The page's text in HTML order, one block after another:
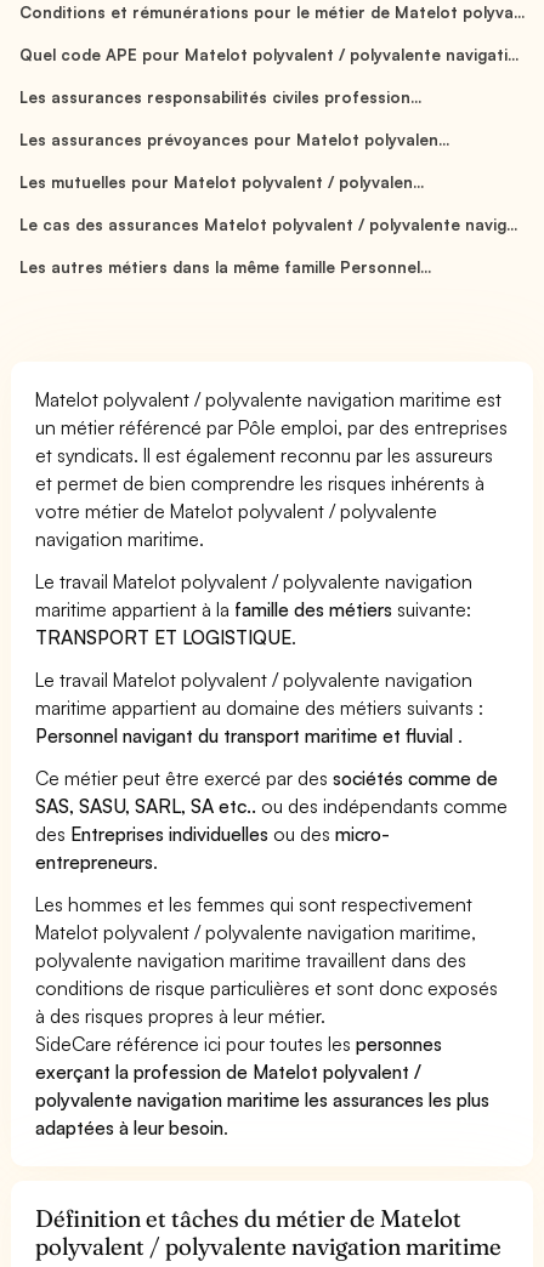
Conditions et rémunérations pour le métier de Matelot polyva...
Quel code APE pour Matelot polyvalent / polyvalente navigati...
Les assurances responsabilités civiles profession...
Les assurances prévoyances pour Matelot polyvalen...
Les mutuelles pour Matelot polyvalent / polyvalen...
Le cas des assurances Matelot polyvalent / polyvalente navig...
Les autres métiers dans la même famille Personnel...
Matelot polyvalent / polyvalente navigation maritime est
un métier référencé par Pôle emploi, par des entreprises
et syndicats. Il est également reconnu par les assureurs
et permet de bien comprendre les risques inhérents à
votre métier de Matelot polyvalent / polyvalente
navigation maritime.
Le travail Matelot polyvalent / polyvalente navigation
maritime appartient à la famille des métiers suivante:
TRANSPORT ET LOGISTIQUE.
Le travail Matelot polyvalent / polyvalente navigation
maritime appartient au domaine des métiers suivants :
Personnel navigant du transport maritime et fluvial .
Ce métier peut être exercé par dessociétés comme de
SAS, SASU, SARL, SA etc.. ou des indépendants comme
des Entreprises individuelles ou desmicro-
entrepreneurs.
Les hommes et les femmes qui sont respectivement
Matelot polyvalent / polyvalente navigation maritime,
polyvalente navigation maritime travaillent dans des
conditions de risque particulières et sont donc exposés
à des risques propres à leur métier.
SideCare référence ici pour toutes lespersonnes
exerçant la profession de Matelot polyvalent /
polyvalente navigation maritime les assurances les plus
adaptées à leur besoin.
Définition et tâches du métier de Matelot
polyvalent / polyvalente navigation maritime